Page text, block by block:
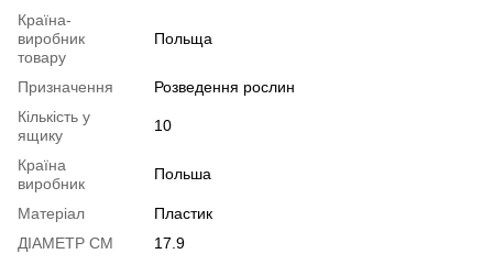
Країна-
виробник
товару
Польща
Призначення
Розведення рослин
Кількість у
ящику
10
Країна
виробник
Польша
Матеріал
Пластик
ДІАМЕТР СМ
17.9